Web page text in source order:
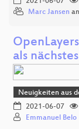
Marc Jansen
als nächstes
Neuigkeiten aus
2021-06-07
Emmanuel Belo